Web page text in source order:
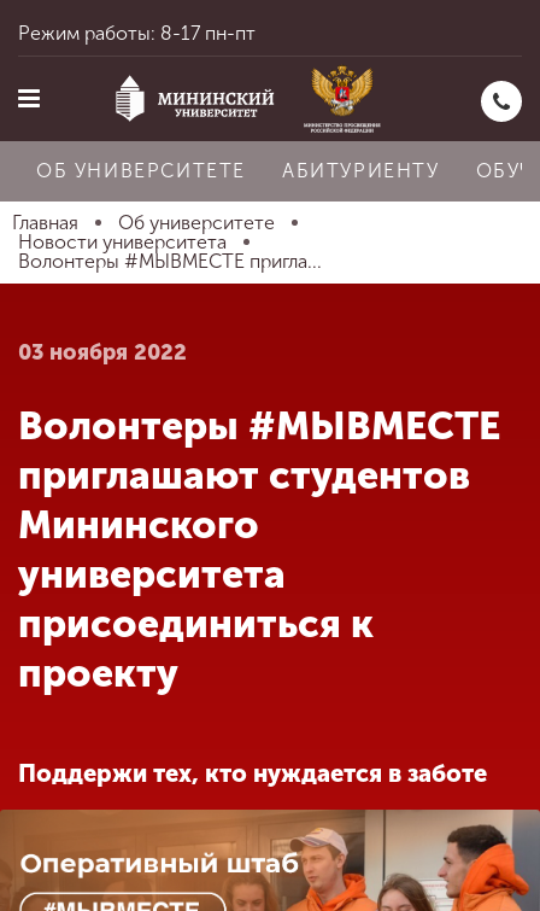
Главная
Абитуриенту
Обучение
Наука
деятельности
Режим работы: 8-17 пн-пт
ОБ УНИВЕРСИТЕТЕ АБИТУРИЕНТУ
Главная
Об университете
Новости университета
Волонтеры #МЫВМЕСТЕ пригла...
03 ноября 2022
Волонтеры #МЫВМЕСТЕ
приглашают студентов
Мининского
университета
присоединиться к
проекту
Поддержи тех, кто нуждается в заботе